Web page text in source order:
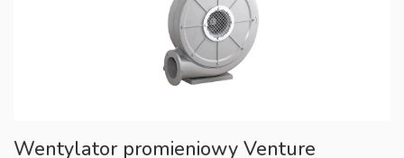
Wentylator promieniowy Venture